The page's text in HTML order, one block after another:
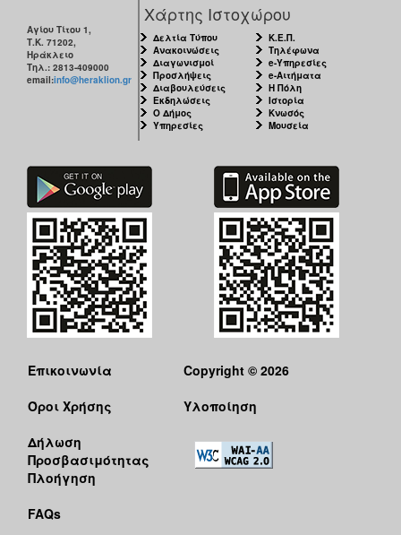
Αγίου Τίτου 1,
Τ.Κ. 71202,
Ηράκλειο
Τηλ.: 2813-409000
email:info@heraklion.gr
Χάρτης Ιστοχώρου
Δελτία Τύπου
Ανακοινώσεις
Διαγωνισμοί
Προσλήψεις
Διαβουλεύσεις
Εκδηλώσεις
Ο Δήμος
Υπηρεσίες
Κ.Ε.Π.
Τηλέφωνα
e-Υπηρεσίες
e-Αιτήματα
Η Πόλη
Ιστορία
Κνωσός
Μουσεία
Επικοινωνία
Όροι Χρήσης
Δήλωση
Προσβασιμότητας
Πλοήγηση
FAQs
Copyright © 2026
Υλοποίηση